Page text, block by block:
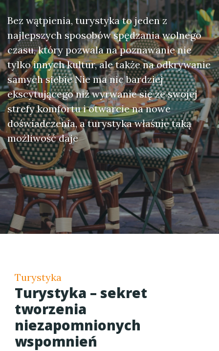
Bez wątpienia, turystyka to jeden z
najlepszych sposobów spędzania wolnego
czasu, który pozwala na poznawanie nie
tylko innych kultur, ale także na odkrywanie
samych siebie Nie ma nic bardziej
ekscytującego niż wyrwanie się ze swojej
strefy komfortu i otwarcie na nowe
doświadczenia, a turystyka właśnie taką
możliwość daje
Turystyka
Turystyka – sekret
tworzenia
niezapomnionych
wspomnień